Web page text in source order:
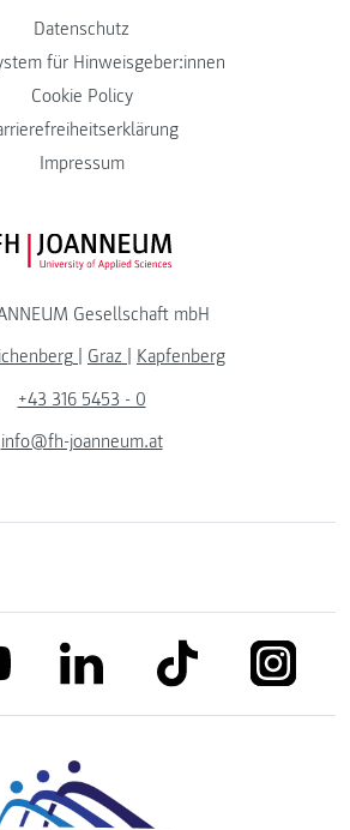
Datenschutz
für Hinweisgeber:innen
Cookie Policy
Impressum
FH JOANNEUM Logo
Gesellschaft mbH
Graz
Kapfenberg
+43 316 5453 - 0
info@fh-joanneum.at
link to youtubelink to linkedinlink to tiktok